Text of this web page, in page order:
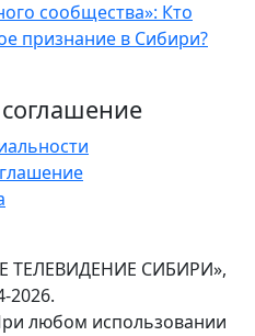
сообщества»: Кто
признание в Сибири?
СИБИРИ»,
2026.
любом использовании